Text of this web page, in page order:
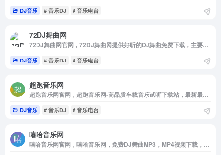
DJ音乐 # 音乐DJ # 音乐电台
72DJ舞曲网
72DJ舞曲网官网，72DJ舞曲网提供好听的DJ舞曲免费下载，主要包括国内外最新dj音乐，好听的中文舞曲，dj串烧全部精心打造。北方最好的dj舞曲在线试听网站！
DJ音乐 # 音乐DJ # 音乐电台
超跑音乐网
超跑音乐网官网，超跑音乐网-高品质车载音乐试听下载站，最新最丰富的车载音乐DJ舞曲，真正的无损高品质音乐，好看好听的视频MV，尽在超跑音乐网，发烧友专属无损音乐网
DJ音乐 # 音乐DJ # 音乐电台
嘻哈音乐网
嘻哈音乐网官网，嘻哈音乐网，免费DJ舞曲MP3，MP4视频下载，收录了网上最新歌曲和流行音乐，网络歌曲，好听的歌，非主流音乐，经典老歌，搞笑歌曲，儿童歌曲，英文歌曲等。是您寻找好听的歌首选网站